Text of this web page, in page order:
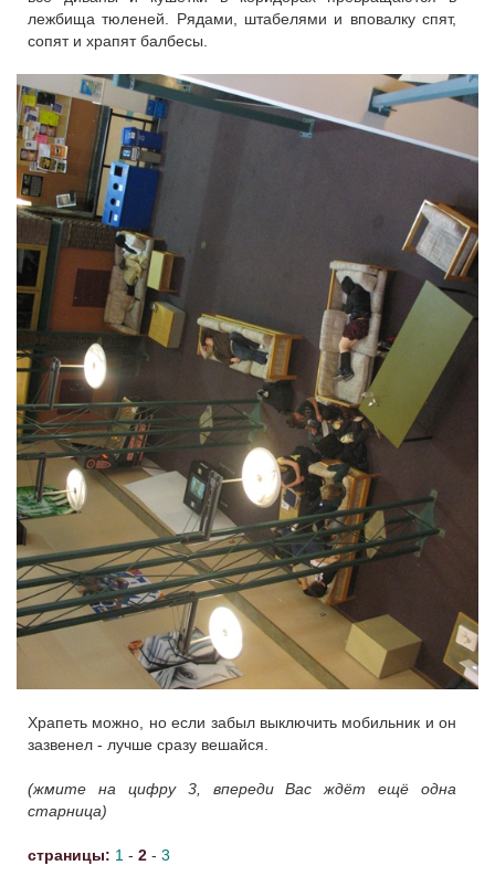
лежбища тюленей. Рядами, штабелями и вповалку спят,
сопят и храпят балбесы.
Храпеть можно, но если забыл выключить мобильник и он
зазвенел - лучше сразу вешайся.
(жмите на цифру 3, впереди Вас ждёт ещё одна
старница)
страницы: 1 - 2 - 3